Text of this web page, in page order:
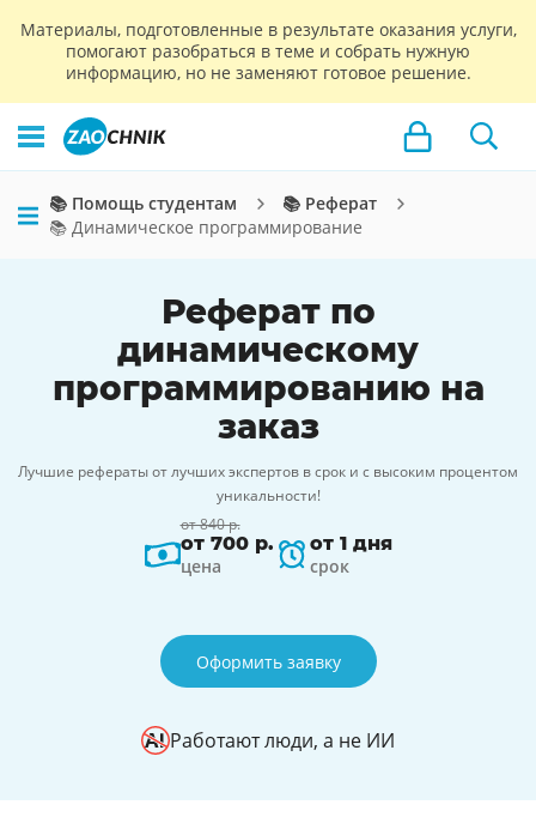
Материалы, подготовленные в результате оказания услуги,
помогают разобраться в теме и собрать нужную
информацию, но не заменяют готовое решение.
📚 Помощь студентам
📚 Реферат
📚 Динамическое программирование
Реферат по
динамическому
программированию на
заказ
Лучшие рефераты от лучших экспертов в срок и с высоким процентом
уникальности!
от 840 р.
от 700 р.
цена
от 1 дня
срок
Оформить заявку
Работают люди, а не ИИ